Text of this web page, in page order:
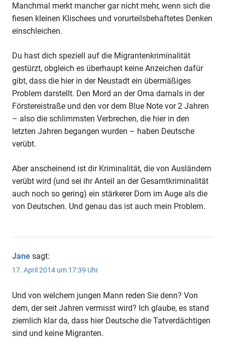
Manchmal merkt mancher gar nicht mehr, wenn sich die
fiesen kleinen Klischees und vorurteilsbehaftetes Denken
einschleichen.
Du hast dich speziell auf die Migrantenkriminalität
gestürzt, obgleich es überhaupt keine Anzeichen dafür
gibt, dass die hier in der Neustadt ein übermäßiges
Problem darstellt. Den Mord an der Oma damals in der
Förstereistraße und den vor dem Blue Note vor 2 Jahren
– also die schlimmsten Verbrechen, die hier in den
letzten Jahren begangen wurden – haben Deutsche
verübt.
Aber anscheinend ist dir Kriminalität, die von Ausländern
verübt wird (und sei ihr Anteil an der Gesamtkriminalität
auch noch so gering) ein stärkerer Dorn im Auge als die
von Deutschen. Und genau das ist auch mein Problem.
Jane sagt:
17. April 2014 um 17:39 Uhr
Und von welchem jungen Mann reden Sie denn? Von
dem, der seit Jahren vermisst wird? Ich glaube, es stand
ziemlich klar da, dass hier Deutsche die Tatverdächtigen
sind und keine Migranten.